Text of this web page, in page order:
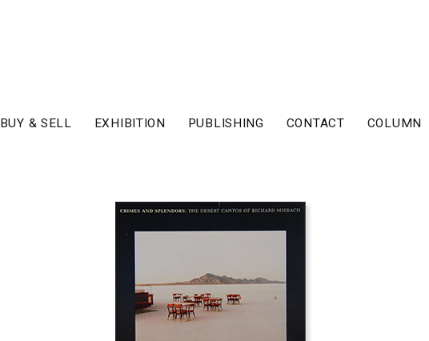
BUY & SELL EXHIBITION PUBLISHING CONTACT COLUMN